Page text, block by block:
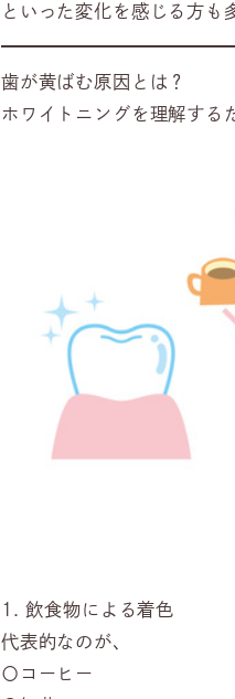
といった変化を感じる方も
歯が黄ばむ原因とは？
ホワイトニングを理解する
1. 飲食物による着色
代表的なのが、
〇コーヒー